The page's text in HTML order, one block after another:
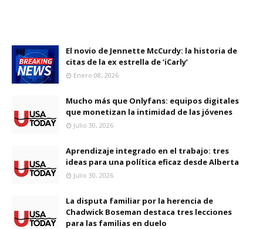
El novio de Jennette McCurdy: la historia de
citas de la ex estrella de ‘iCarly’
Enero 08, 2026
Mucho más que Onlyfans: equipos digitales
que monetizan la intimidad de las jóvenes
Julio 30, 2026
Aprendizaje integrado en el trabajo: tres
ideas para una política eficaz desde Alberta
Julio 30, 2026
La disputa familiar por la herencia de
Chadwick Boseman destaca tres lecciones
para las familias en duelo